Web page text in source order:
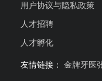
用户协议与隐私政策
人才招聘
人才孵化
友情链接： 金牌牙医